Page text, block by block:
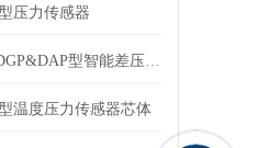
压力传感器
型智能差压变送器
温度压力传感器芯体